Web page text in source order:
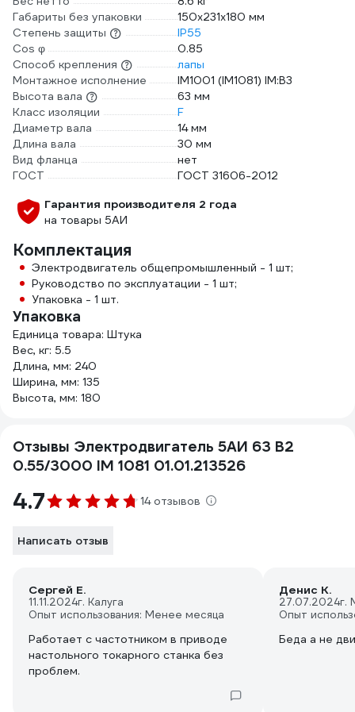
Габариты без упаковки
150x231x180 мм
Степень защиты
IP55
Cos φ
0.85
Способ крепления
лапы
Монтажное исполнение
IM1001 (IM1081) IM:B3
Высота вала
63 мм
Класс изоляции
F
Диаметр вала
14 мм
Длина вала
30 мм
Вид фланца
нет
ГОСТ
ГОСТ 31606-2012
Гарантия производителя 2 года
на товары 5АИ
Комплектация
Электродвигатель общепромышленный - 1 шт;
Руководство по эксплуатации - 1 шт;
Упаковка - 1 шт.
Упаковка
Единица товара: Штука
Вес, кг: 5.5
Длина, мм: 240
Ширина, мм: 135
Высота, мм: 180
Отзывы Электродвигатель 5АИ 63 В2
0.55/3000 IM 1081 01.01.213526
4.7 14 отзывов
Написать отзыв
Сергей Е.
11.11.2024г. Калуга
Опыт использования: Менее месяца
Работает с частотником в приводе
настольного токарного станка без
проблем.
Денис К.
27.07.2024г.
Опыт
Беда а не